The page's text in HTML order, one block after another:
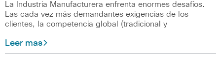
La Industria Manufacturera enfrenta enormes desafíos.
Las cada vez más demandantes exigencias de los
clientes, la competencia global (tradicional y
Leer mas